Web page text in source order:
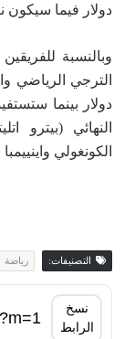
دولار فيما سيكون نصيب
وبالنسبة
دولار بينما
النهائي (بيترو
الكونغولي واينييمبا
التصنيفات: رياضة
نسخ
الرابط